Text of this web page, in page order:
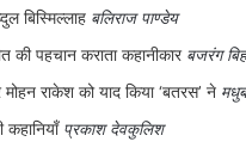
बिस्मिल्लाह बलिराज पाण्डेय
की पहचान कराता कहानीकार बजरंग
मोहन राकेश को याद किया ‘बतरस’ ने
कहानियाँ प्रकाश देवकुलिश